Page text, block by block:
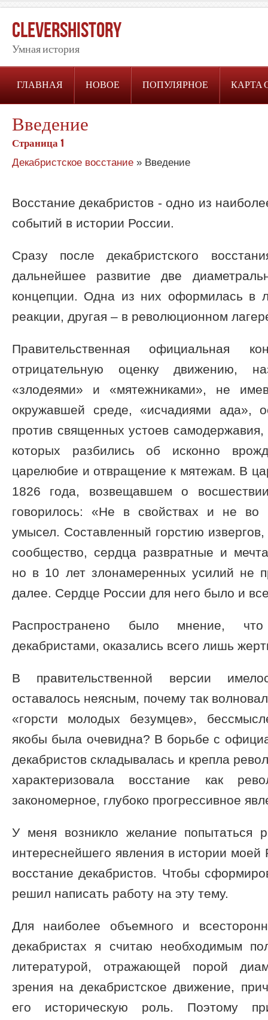
CleversHistory
Умная история
ГЛАВНАЯ НОВОЕ ПОПУЛЯРНОЕ КАРТА
Введение
Страница 1
Декабристское восстание » Введение
Восстание декабристов - одно из
событий в истории России.
Сразу после декабристского
дальнейшее развитие две
концепции. Одна из них оформилась в
реакции, другая – в революционном
Правительственная официальная
отрицательную оценку движению,
«злодеями» и «мятежниками», не
окружавшей среде, «исчадиями ада»,
против священных устоев
которых разбились об исконно
царелюбие и отвращение к мятежам. В
1826 года, возвещавшем о
говорилось: «Не в свойствах и не во
умысел. Составленный горстию
сообщество, сердца развратные и
но в 10 лет злонамеренных усилий не
далее. Сердце России для него было и
Распространено было мнение,
декабристами, оказались всего лишь
В правительственной версии
оставалось неясным, почему так
«горсти молодых безумцев»,
якобы была очевидна? В борьбе с
декабристов складывалась и крепла
характеризовала восстание как
закономерное, глубоко прогрессивное
У меня возникло желание попытаться
интереснейшего явления в истории
восстание декабристов. Чтобы
решил написать работу на эту тему.
Для наиболее объемного и
декабристах я считаю необходимым
литературой, отражающей порой
зрения на декабристское движение,
его историческую роль. Поэтому